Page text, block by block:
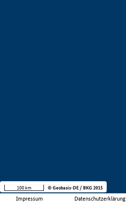
Impressum Datenschutzerklärung
100 km © Geobasis-DE / BKG 2015